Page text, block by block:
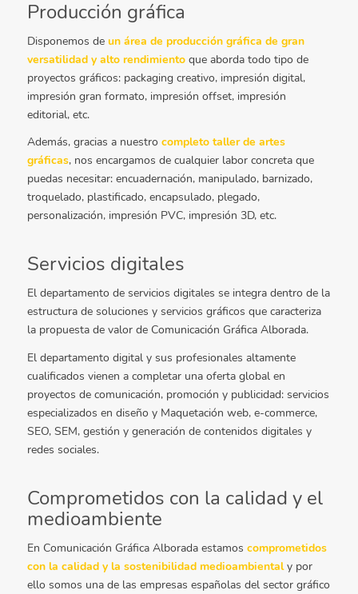
Producción gráfica
Disponemos de un área de producción gráfica de gran
versatilidad y alto rendimientoque aborda todo tipo de
proyectos gráficos: packaging creativo, impresión digital,
impresión gran formato, impresión offset, impresión
editorial, etc.
Además, gracias a nuestro completo taller de artes
gráficas, nos encargamos de cualquier labor concreta que
puedas necesitar: encuadernación, manipulado, barnizado,
troquelado, plastificado, encapsulado, plegado,
personalización, impresión PVC, impresión 3D, etc.
Servicios digitales
El departamento de servicios digitales se integra dentro de la
estructura de soluciones y servicios gráficos que caracteriza
la propuesta de valor de Comunicación Gráfica Alborada.
El departamento digital y sus profesionales altamente
cualificados vienen a completar una oferta global en
proyectos de comunicación, promoción y publicidad: servicios
especializados en diseño y Maquetación web, e-commerce,
SEO, SEM, gestión y generación de contenidos digitales y
redes sociales.
Comprometidos con la calidad y el
medioambiente
En Comunicación Gráfica Alborada estamos comprometidos
con la calidad y la sostenibilidad medioambientaly por
ello somos una de las empresas españolas del sector gráfico